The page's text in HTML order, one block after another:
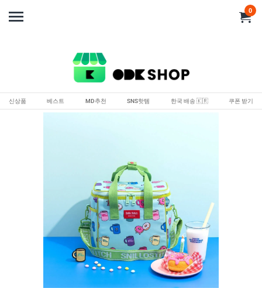
0
신상품 베스트 MD추천 SNS핫템 한국 배송 🇰🇷 쿠폰 받기